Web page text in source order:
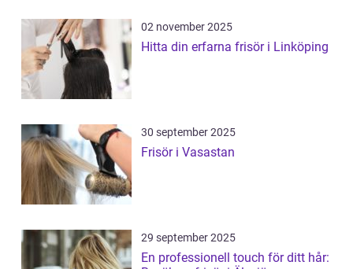
02 november 2025
Hitta din erfarna frisör i Linköping
30 september 2025
Frisör i Vasastan
29 september 2025
En professionell touch för ditt hår: